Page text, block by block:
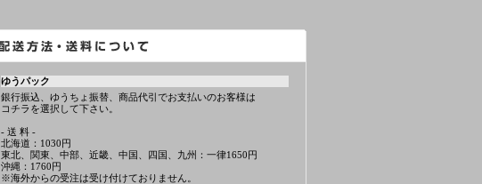
ゆうパック
銀行振込、ゆうちょ振替、商品代引でお支払いのお客様は
コチラを選択して下さい。
- 送 料 -
北海道：1030円
東北、関東、中部、近畿、中国、四国、九州：一律1650円
沖縄：1760円
※海外からの受注は受け付けておりません。